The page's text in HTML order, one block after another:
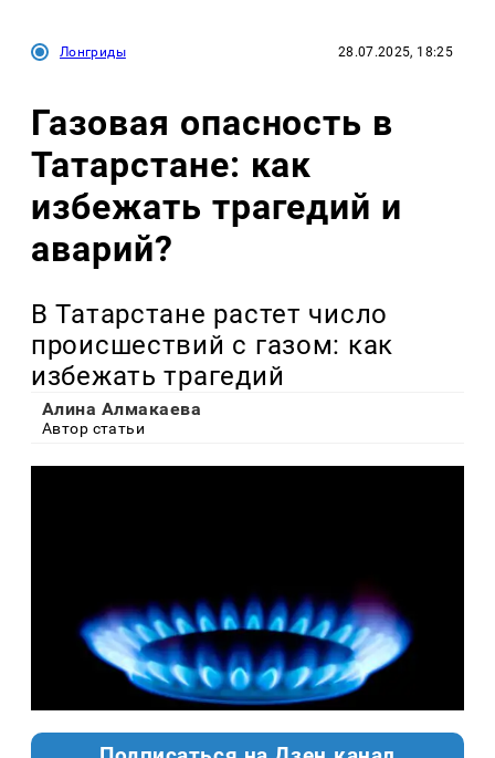
Лонгриды 28.07.2025, 18:25
Газовая опасность в
Татарстане: как
избежать трагедий и
аварий?
В Татарстане растет число
происшествий с газом: как
избежать трагедий
Алина Алмакаева
Автор статьи